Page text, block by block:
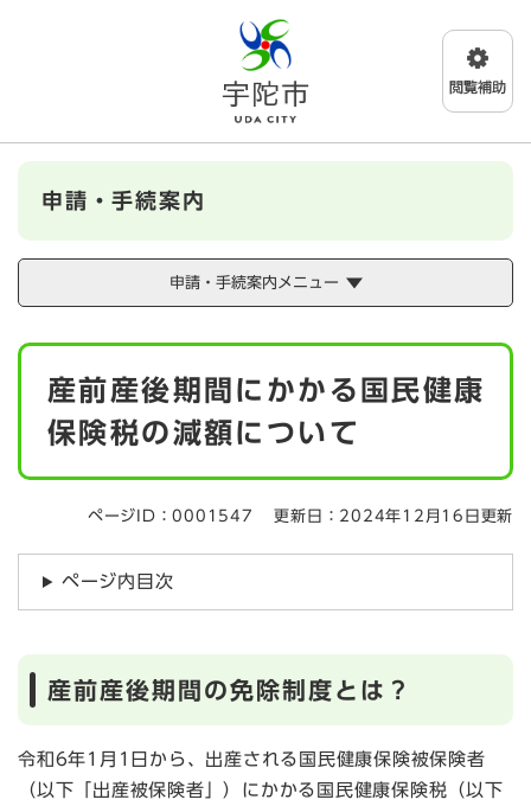
メニューを飛ばして本文へ
申請・手続案内
申請・手続案内メニュー
本
産前産後期間にかかる国民健康
保険税の減額について
ページID：0001547 更新日：2024年12月16日更新
ページ内目次
産前産後期間の免除制度とは？
令和6年1月1日から、出産される国民健康保険被保険者
（以下「出産被保険者」）にかかる国民健康保険税（以下